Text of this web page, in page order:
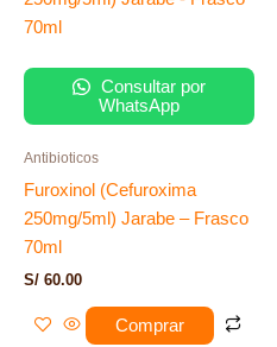
Consultar por
WhatsApp
Antibioticos
Furoxinol (Cefuroxima
250mg/5ml) Jarabe – Frasco
70ml
S/ 60.00
Comprar